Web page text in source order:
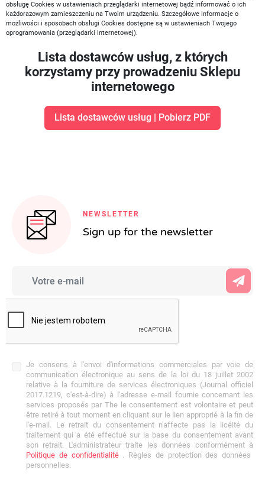
obsługę Cookies w ustawieniach przeglądarki internetowej bądź informować o ich
każdorazowym zamieszczeniu na Twoim urządzeniu. Szczegółowe informacje o
możliwości i sposobach obsługi Cookies dostępne są w ustawieniach Twojego
oprogramowania (przeglądarki internetowej).
Lista dostawców usług, z których
korzystamy przy prowadzeniu Sklepu
internetowego
Lista dostawców usług | Pobierz PDF
NEWSLETTER
Sign up for the newsletter
Je consens à l'envoi d'informations commerciales par voie de
communication électronique au sens de la loi du 18 juillet 2002
relative à la fourniture de services électroniques (Journal officiel
2017.1219, c'est-à-dire) à l'adresse e-mail fournie concernant les
services proposés par The le consentement est volontaire et peut
être retiré à tout moment en cliquant sur le lien approprié à la fin de
l'e-mail. Le retrait du consentement n'affecte pas la licéité du
traitement qui a été effectué sur la base du consentement avant
son retrait. L'administrateur traite les données conformément à
Politique de confidentialité. Règles de protection des données
personnelles.